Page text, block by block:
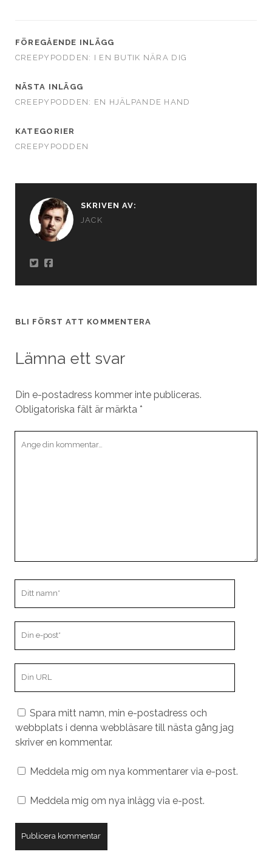
FÖREGÅENDE INLÄGG
CREEPYPODDEN: I EN BUTIK NÄRA DIG
NÄSTA INLÄGG
CREEPYPODDEN: EN HJÄLPANDE HAND
KATEGORIER
CREEPYPODDEN
SKRIVEN AV:
JACK
BLI FÖRST ATT KOMMENTERA
Lämna ett svar
Din e-postadress kommer inte publiceras.
Obligatoriska fält är märkta *
kommentar
Spara mitt namn, min e-postadress och
webbplats i denna webbläsare till nästa gång jag
skriver en kommentar.
Meddela mig om nya kommentarer via e-post.
Meddela mig om nya inlägg via e-post.